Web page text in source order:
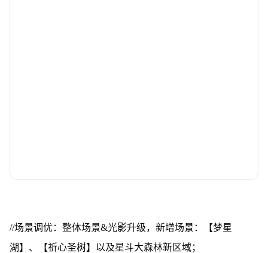
//场景调优：整体场景&光影升级，新增场景：【梦星
湖】、【祈心圣树】以及星斗大森林新区域；